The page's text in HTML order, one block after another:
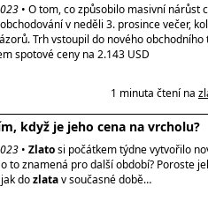
• O tom, co způsobilo masivní nárůst
v neděli 3. prosince večer,
Trh vstoupil do nového obchodního
spotové ceny na 2.143 USD
1 minuta čtení na
když je jeho cena na vrcholu?
• Zlatosi počátkem týdne vytvořilo
to znamená pro další období? Poroste
dozlatav současné době…